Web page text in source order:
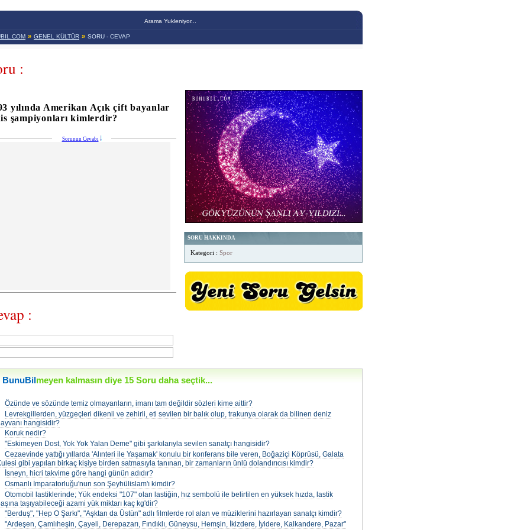
Arama Yukleniyor...
» GENEL KÜLTÜR » SORU - CEVAP
:
yılında Amerikan Açık çift bayanlar
şampiyonları kimlerdir?
Sorunun Cevabı
:
SORU HAKKINDA
Kategori : Spor
BunuBil meyen kalmasın diye 15 Soru daha seçtik...
Özünde ve sözünde temiz olmayanların, imanı tam değildir sözleri kime aittir?
Levrekgillerden, yüzgeçleri dikenli ve zehirli, eti sevilen bir balık olup, trakunya olarak da bilinen deniz
hangisidir?
Koruk nedir?
"Eskimeyen Dost, Yok Yok Yalan Deme" gibi şarkılarıyla sevilen sanatçı hangisidir?
Cezaevinde yattığı yıllarda 'Alınteri ile Yaşamak' konulu bir konferans bile veren, Boğaziçi Köprüsü, Galata
gibi yapıları birkaç kişiye birden satmasıyla tanınan, bir zamanların ünlü dolandırıcısı kimdir?
İsneyn, hicri takvime göre hangi günün adıdır?
Osmanlı İmparatorluğu'nun son Şeyhülislam'ı kimdir?
Otomobil lastiklerinde; Yük endeksi "107" olan lastiğin, hız sembolü ile belirtilen en yüksek hızda, lastik
taşıyabileceği azami yük miktarı kaç kg'dir?
"Berduş", "Hep O Şarkı", "Aşktan da Üstün" adlı filmlerde rol alan ve müziklerini hazırlayan sanatçı kimdir?
"Ardeşen, Çamlıheşin, Çayeli, Derepazarı, Fındıklı, Güneysu, Hemşin, İkizdere, İyidere, Kalkandere, Pazar"